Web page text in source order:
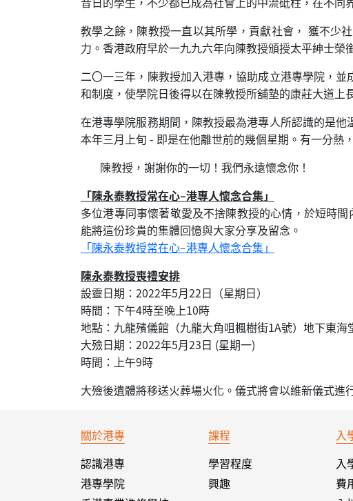
教學之餘，陳教授一直以其所學，貢獻社會， 獲不少
力。香港政府早於一九九六年向陳教授頒授太平紳士榮
二〇一三年，陳教授加入港專，協助成立港專學院，
和制度，使學院日後得以在陳教授所舖墊的康莊大道上
在港專學院服務期間，陳教授最為港專人所認識的是
本年三月上旬 - 即是在他離世前的幾個星期。有一分熱
陳教授，謝謝你的一切！我們永遠懷念你！
「陳永泰教授常在心–港專人懷念合集」
多位港專同事懷著敬愛及不捨陳教授的心情，於短時
能將這份珍貴的集體回憶與大家分享及留念。
「陳永泰教授常在心–港專人懷念合集」
陳永泰教授喪禮安排
設靈日期：2022年5月22日（星期日）
時間：下午4時至晚上10時
地點：九龍殯儀館（九龍大角咀楓樹街1A號）地下東海
大殮日期：2022年5月23日 (星期一)
時間：上午9時
大殮後遺體將移送火葬場火化。儀式將會以維新儀式進
關於港專
認識港專
港專學院
課程
學習程度
興趣
入
入
費